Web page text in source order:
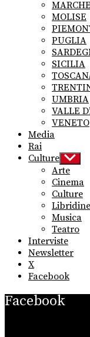
MARCHE
MOLISE
PUGLIA
SICILIA
UMBRIA
VALLE
VENETO
Media
Rai
Culture Show
sub
menu
Arte
Cinema
Culture
Libridine
Musica
Teatro
Interviste
Newsletter
X
Facebook
Facebook